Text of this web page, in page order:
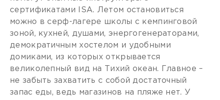
сертификатами ISA. Летом остановиться
можно в серф-лагере школы с кемпинговой
зоной, кухней, душами, энергогенераторами,
демократичным хостелом и удобными
домиками, из которых открывается
великолепный вид на Тихий океан. Главное –
не забыть захватить с собой достаточный
запас еды, ведь магазинов на пляже нет. У